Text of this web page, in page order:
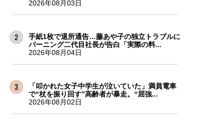
2026年08月03日
手紙1枚で退所通告…藤あや子の独立トラブルに
バーニング二代目社長が告白「実際の料...
2026年08月04日
「叩かれた女子中学生が泣いていた」満員電車
で“杖を振り回す”高齢者が暴走。“屈強...
2026年08月02日